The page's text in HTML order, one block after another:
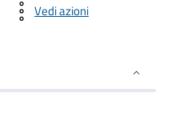
Vedi azioni